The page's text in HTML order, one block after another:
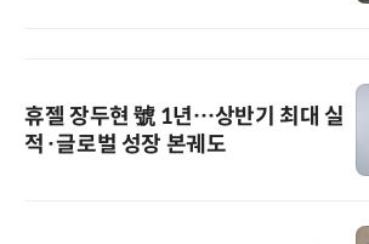
휴젤 장두현 號 1년…상반기 최대 실
적·글로벌 성장 본궤도